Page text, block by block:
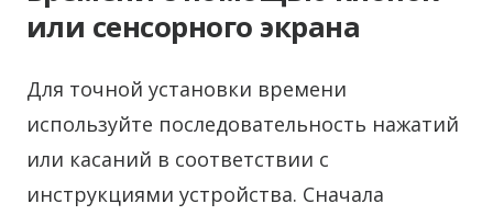
или сенсорного экрана
Для точной установки времени
используйте последовательность нажатий
или касаний в соответствии с
инструкциями устройства. Сначала